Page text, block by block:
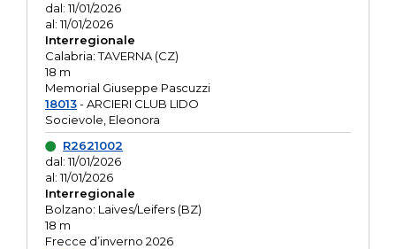
dal: 11/01/2026
al: 11/01/2026
Interregionale
Calabria: TAVERNA (CZ)
18 m
Memorial Giuseppe Pascuzzi
18013- ARCIERI CLUB LIDO
Socievole, Eleonora
R2621002
dal: 11/01/2026
al: 11/01/2026
Interregionale
Bolzano: Laives/Leifers (BZ)
18 m
Frecce d’inverno 2026